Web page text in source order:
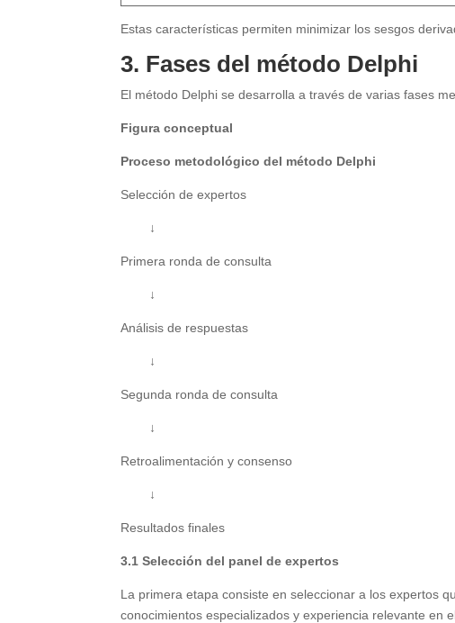
Estas características permiten minimizar los sesgos
3. Fases del método Delphi
El método Delphi se desarrolla a través de varias fases
Figura conceptual
Proceso metodológico del método Delphi
Selección de expertos
↓
Primera ronda de consulta
↓
Análisis de respuestas
↓
Segunda ronda de consulta
↓
Retroalimentación y consenso
↓
Resultados finales
3.1 Selección del panel de expertos
La primera etapa consiste en seleccionar a los expertos
conocimientos especializados y experiencia relevante en